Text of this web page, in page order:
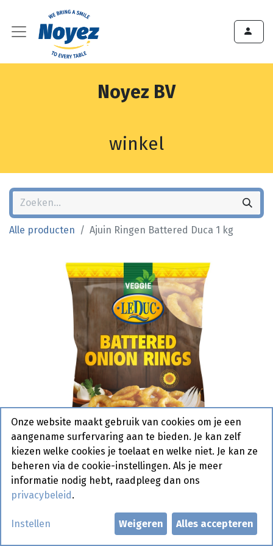
Noyez BV
winkel
Alle producten Ajuin Ringen Battered Duca 1 kg
Ajuin Ringen Battered Duca 1 kg
Actief
Onze website maakt gebruik van cookies om je een
aangename surfervaring aan te bieden. Je kan zelf
kiezen welke cookies je toelaat en welke niet. Je kan ze
beheren via de cookie-instellingen. Als je meer
informatie nodig hebt, raadpleeg dan ons
privacybeleid .
Instellen Weigeren Alles accepteren